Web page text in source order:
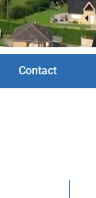
Contact